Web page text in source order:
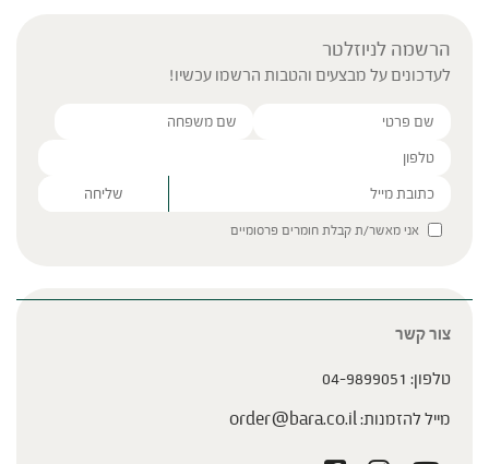
הרשמה לניוזלטר
לעדכונים על מבצעים והטבות הרשמו עכשיו!
Please leave this field empty.
אני מאשר/ת קבלת חומרים פרסומיים
צור קשר
טלפון: 04-9899051
מייל להזמנות:order@bara.co.il